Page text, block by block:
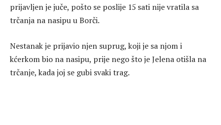
prijavljen je juče, pošto se poslije 15 sati nije vratila sa
trčanja na nasipu u Borči.
Nestanak je prijavio njen suprug, koji je sa njom i
kćerkom bio na nasipu, prije nego što je Jelena otišla na
trčanje, kada joj se gubi svaki trag.